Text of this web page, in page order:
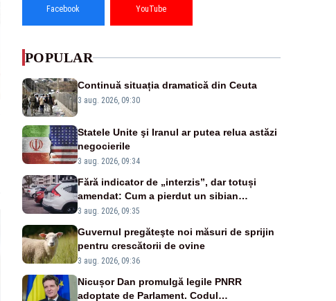
Facebook YouTube
POPULAR
Continuă situația dramatică din Ceuta
3 aug. 2026, 09:30
Statele Unite şi Iranul ar putea relua astăzi
negocierile
3 aug. 2026, 09:34
Fără indicator de „interzis”, dar totuși
amendat: Cum a pierdut un sibian
procesul pentru o parcare în centrul
3 aug. 2026, 09:35
Guvernul pregăteşte noi măsuri de sprijin
pentru crescătorii de ovine
3 aug. 2026, 09:36
Nicușor Dan promulgă legile PNRR
adoptate de Parlament. Codul